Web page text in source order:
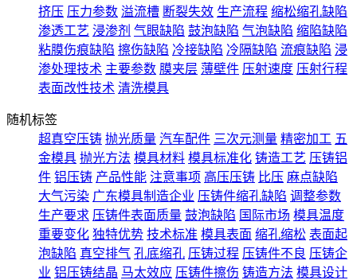
挤压 压力参数 溢流槽 断裂失效 生产流程 缩松缩孔缺陷
渗透工艺 浸渗剂 气眼缺陷 鼓泡缺陷 气泡缺陷 缩陷缺陷
粘膜伤痕缺陷 擦伤缺陷 冷接缺陷 冷隔缺陷 流痕缺陷 浸
渗处理技术 主要参数 膜夹层 薄壁件 压射速度 压射行程
表面改性技术 清洗模具
随机标签
超真空压铸 抛光质量 汽车配件 三次元测量 精密加工 五
金模具 抛光方法 模具材料 模具标准化 铸造工艺 压铸铝
件 铝压铸 产品性能 注意事项 高压压铸 比压 麻点缺陷
大气污染 广东模具制造企业 压铸件缩孔缺陷 调整参数
生产要求 压铸件表面质量 鼓泡缺陷 国际市场 模具温度
重要变化 独特优势 技术标准 模具表面 缩孔缩松 表面起
泡缺陷 真空排气 孔底缩孔 压铸过程 压铸件不良 压铸企
业 铝压铸结晶 马太效应 压铸件擦伤 铸造方法 模具设计